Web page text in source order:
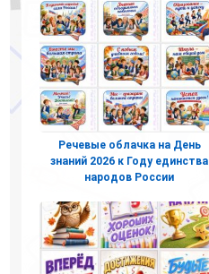
Речевые облачка на День
знаний 2026 к Году единства
народов России